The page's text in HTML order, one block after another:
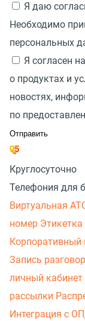
Я даю
Необходимо
персональных
Я согласен на
о продуктах и
новостях,
по
Круглосуточно
Телефония для
Виртуальная
номер Этикетка
Запись
личный кабинет
рассылки
Интеграция с